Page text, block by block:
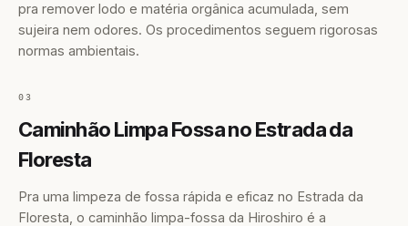
pra remover lodo e matéria orgânica acumulada, sem
sujeira nem odores. Os procedimentos seguem rigorosas
normas ambientais.
03
Caminhão Limpa Fossa no Estrada da
Floresta
Pra uma limpeza de fossa rápida e eficaz no Estrada da
Floresta, o caminhão limpa-fossa da Hiroshiro é a